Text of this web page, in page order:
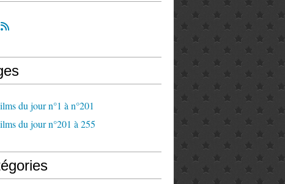
du jour n°1 à n°201
du jour n°201 à 255